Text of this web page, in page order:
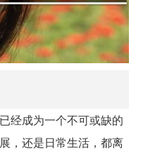
经成为一个不可或缺的
，还是日常生活，都离